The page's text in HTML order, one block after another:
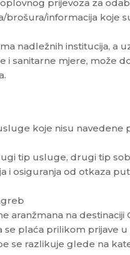
prijevoza za
brošura/informacija koje
nadležnih institucija, a
i sanitarne mjere, može
koje nisu navedene
tip usluge, drugi tip
i osiguranja od otkaza
aranžmana na destinaciji
plaća prilikom prijave
se razlikuje glede na